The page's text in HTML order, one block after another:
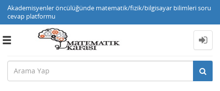
Akademisyenler öncülüğünde matematik/fizik/bilgisayar bilimleri soru
cevap platformu
Toggle